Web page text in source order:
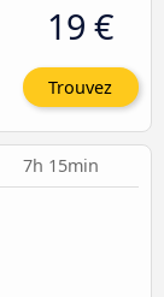
19 €
Trouvez
7h 15min